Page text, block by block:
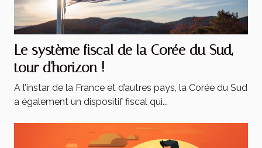
Le système fiscal de la Corée du Sud,
tour d'horizon !
A l’instar de la France et d’autres pays, la Corée du Sud
a également un dispositif fiscal qui...